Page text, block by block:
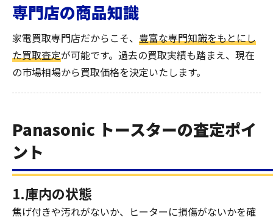
専門店の商品知識
家電買取専門店だからこそ、 豊富な専門知識をもとにし
た買取査定が可能です。過去の買取実績も踏まえ、現在
の市場相場から買取価格を決定いたします。
Panasonic トースターの査定ポイ
ント
1.庫内の状態
焦げ付きや汚れがないか、ヒーターに損傷がないかを確